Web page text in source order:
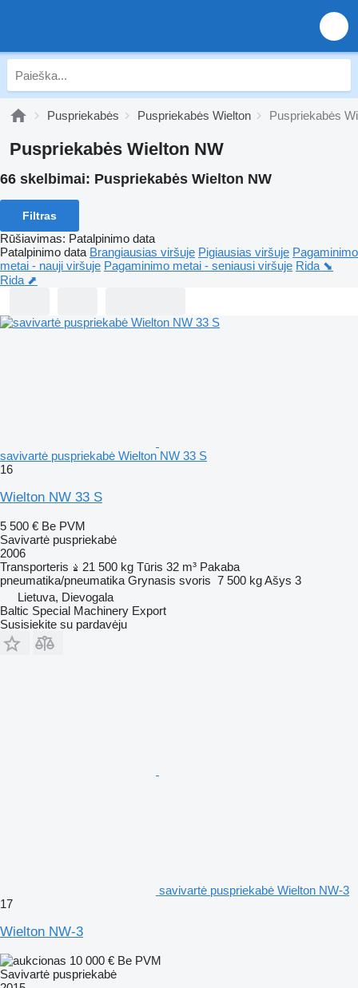
Puspriekabės Puspriekabės Wielton Puspriekabės
Puspriekabės Wielton NW
66 skelbimai: Puspriekabės Wielton NW
Filtras
Rūšiavimas: Patalpinimo data
Patalpinimo data Brangiausias viršuje Pigiausias viršuje Pagaminimo
metai - nauji viršuje Pagaminimo metai - seniausi viršuje Rida ⬊
Rida ⬈
savivartė puspriekabė Wielton NW 33 S
16
Wielton NW 33 S
5 500 € Be PVM
Savivartė puspriekabė
2006
Transporteris
21 500 kg Tūris 32 m³ Pakaba
pneumatika/pneumatika Grynasis svoris 7 500 kgAšys 3
Lietuva, Dievogala
Baltic Special Machinery Export
Susisiekite su pardavėju
savivartė puspriekabė Wielton NW-3
17
Wielton NW-3
10 000 € Be PVM
Savivartė puspriekabė